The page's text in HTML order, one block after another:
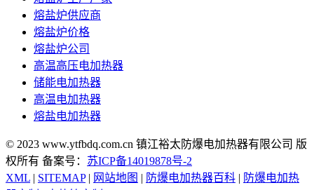
熔盐炉供应商
熔盐炉价格
熔盐炉公司
高温高压电加热器
储能电加热器
高温电加热器
熔盐电加热器
© 2023 www.ytfbdq.com.cn 镇江裕太防爆电加热器有限公司 版
权所有 备案号： 苏ICP备14019878号-2
XML | SITEMAP| 网站地图 | 防爆电加热器百科 | 防爆电加热